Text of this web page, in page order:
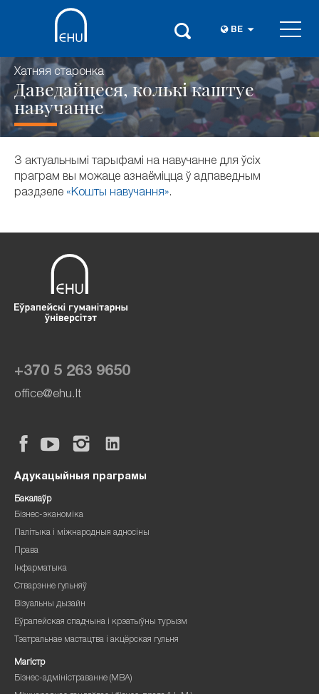
BE
Хатняя старонка
Даведайцеся, колькі каштуе
навучанне
З актуальнымі тарыфамі на навучанне для ўсіх
праграм вы можаце азнаёміцца ў адпаведным
раздзеле «Кошты навучання».
+370 5 263 9650
office@ehu.lt
Адукацыйныя праграмы
Бакалаўр
Бізнес-эканоміка
Палітыка і міжнародныя адносіны
Права
Інфарматыка
Стварэнне гульняў
Візуальны дызайн
Еўрапейская спадчына і крэатыўны турызм
Тэатральнае мастацтва і акцёрская гульня
Магістр
Бізнес-адміністраванне (MBA)